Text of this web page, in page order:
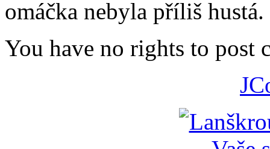
omáčka nebyla příliš hustá.
You have no rights to post